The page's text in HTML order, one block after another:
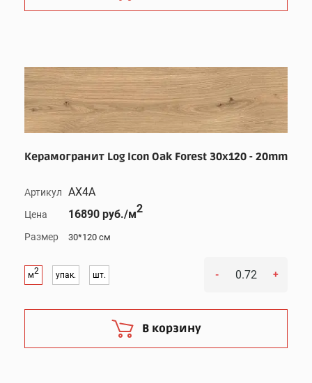
Керамогранит Log Icon Oak Forest 30x120 - 20mm
Артикул AX4A
Цена 16890 руб./м2
Размер 30*120 см
м2 упак. шт. - +
В корзину